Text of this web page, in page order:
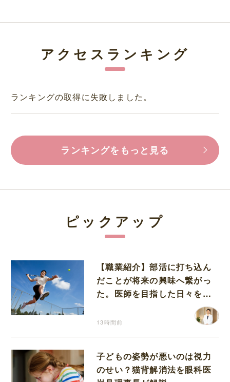
アクセスランキング
ランキングの取得に失敗しました。
ランキングをもっと見る
ピックアップ
【職業紹介】部活に打ち込ん
だことが将来の興味へ繋がっ
た。医師を目指した日々を振
13時間前
子どもの姿勢が悪いのは視力
のせい？猫背解消法を眼科医